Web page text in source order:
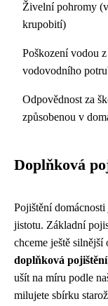
Živelní pohromy
krupobití)
Poškození vodou z
vodovodního
Odpovědnost za
způsobenou v
Doplňková
Pojištění
jistotu. Základní
chceme ještě silnější
doplňková pojištění
ušít na míru podle
milujete sbírku